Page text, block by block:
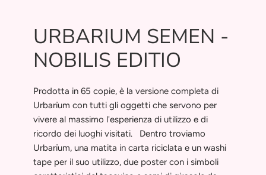
URBARIUM SEMEN -
NOBILIS EDITIO
Prodotta in 65 copie, è la versione completa di
Urbarïum con tutti gli oggetti che servono per
vivere al massimo l'esperienza di utilizzo e di
ricordo dei luoghi visitati. Dentro troviamo
Urbarïum, una matita in carta riciclata e un washi
tape per il suo utilizzo, due poster con i simboli